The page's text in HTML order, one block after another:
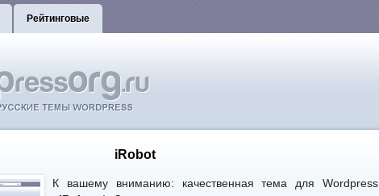
Рейтинговые
iRobot
К вашему вниманию: качественная тема для Wordpress